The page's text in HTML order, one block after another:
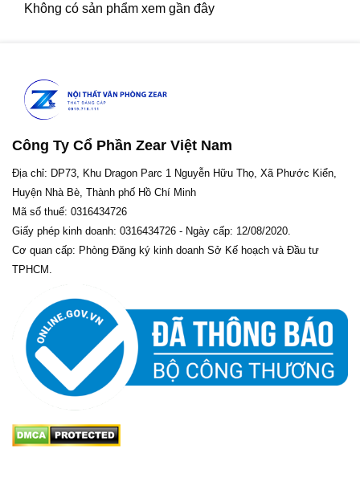
giá
Không có sản phẩm xem gần đây
Công Ty Cổ Phần Zear Việt Nam
Địa chỉ: DP73, Khu Dragon Parc 1 Nguyễn Hữu Thọ, Xã Phước Kiển,
Huyện Nhà Bè, Thành phố Hồ Chí Minh
Mã số thuế: 0316434726
Giấy phép kinh doanh: 0316434726 - Ngày cấp: 12/08/2020.
Cơ quan cấp: Phòng Đăng ký kinh doanh Sở Kế hoạch và Đầu tư
TPHCM.